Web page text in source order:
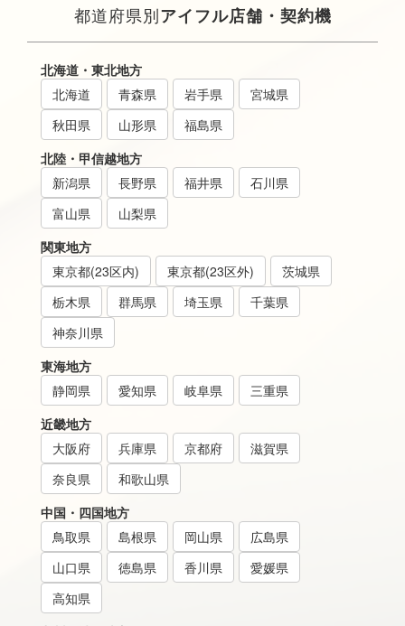
都道府県別アイフル店舗・契約機
北海道・東北地方
北海道
青森県 岩手県
宮城県
秋田県
山形県
福島県
北陸・甲信越地方
新潟県
長野県 福井県
石川県
富山県
山梨県
関東地方
東京都(23区内)
東京都(23区外)
茨城県
栃木県
群馬県 埼玉県
千葉県
神奈川県
東海地方
静岡県
愛知県 岐阜県
三重県
近畿地方
大阪府
兵庫県 京都府
滋賀県
奈良県
和歌山県
中国・四国地方
鳥取県
島根県 岡山県
広島県
山口県
徳島県 香川県
愛媛県
高知県